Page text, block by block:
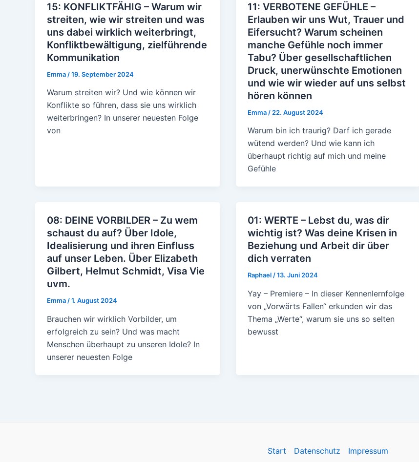
15: KONFLIKTFÄHIG – Warum wir
streiten, wie wir streiten und was
uns dabei wirklich weiterbringt,
Konfliktbewältigung, zielführende
Kommunikation
Emma /19. September 2024
Warum streiten wir? Und wie können wir
Konflikte so führen, dass sie uns wirklich
weiterbringen? In unserer neuesten Folge
von
11: VERBOTENE GEFÜHLE –
Erlauben wir uns Wut, Trauer und
Eifersucht? Warum scheinen
manche Gefühle noch immer
Tabu? Über gesellschaftlichen
Druck, unerwünschte Emotionen
und wie wir wieder auf uns selbst
hören können
Emma / 22. August 2024
Warum bin ich traurig? Darf ich gerade
wütend werden? Und wie kann ich
überhaupt richtig auf mich und meine
Gefühle
08: DEINE VORBILDER – Zu wem
schaust du auf? Über Idole,
Idealisierung und ihren Einfluss
auf unser Leben. Über Elizabeth
Gilbert, Helmut Schmidt, Visa Vie
uvm.
Emma/1. August 2024
Brauchen wir wirklich Vorbilder, um
erfolgreich zu sein? Und was macht
Menschen überhaupt zu unseren Idole? In
unserer neuesten Folge
01: WERTE – Lebst du, was dir
wichtig ist? Was deine Krisen in
Beziehung und Arbeit dir über
dich verraten
Raphael/13. Juni 2024
Yay – Premiere – In dieser Kennenlernfolge
von „Vorwärts Fallen“ erkunden wir das
Thema „Werte“, warum sie uns so selten
bewusst
Start Datenschutz Impressum